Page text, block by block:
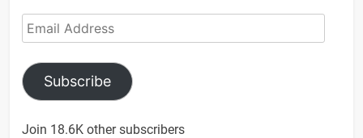
Email
Address
Subscribe
Join 18.6K other subscribers